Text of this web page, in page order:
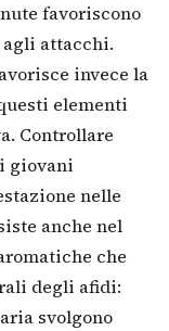
favoriscono
attacchi.
invece la
elementi
Controllare
giovani
nelle
anche nel
che
degli afidi:
svolgono